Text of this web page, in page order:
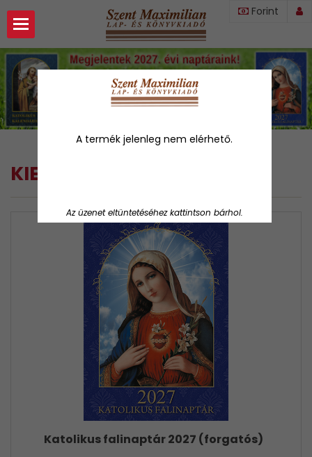
A termék jelenleg nem elérhető.
Az üzenet eltüntetéséhez kattintson bárhol.
Forint
KIEMELT
Katolikus falinaptár 2027 (forgatós)